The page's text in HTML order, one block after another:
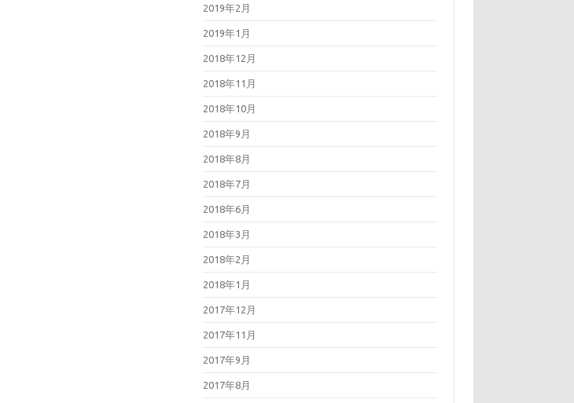
2019年2月
2019年1月
2018年12月
2018年11月
2018年10月
2018年9月
2018年8月
2018年7月
2018年6月
2018年3月
2018年2月
2018年1月
2017年12月
2017年11月
2017年9月
2017年8月